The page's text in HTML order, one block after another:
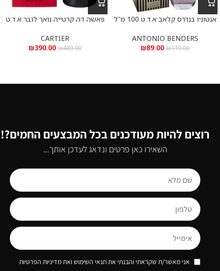
אנטוניו בנדרס קלאב א.ד.ט 100 מ”ל
ANTONIO BENDERS
₪119.00
₪89.00
פאשה דה קרטייה נואר לגבר א.ד.ט
CARTIER
₪489.00
₪390.00
רוצים להיות מעודכנים בכל המבצעים החמים?!
השאירו כאן פרטים ונדאג לעדכן אותך...
אני מאשר/ת שקראתי והבנתי את תנאי השימוש ואת מדיניות הפרטיות